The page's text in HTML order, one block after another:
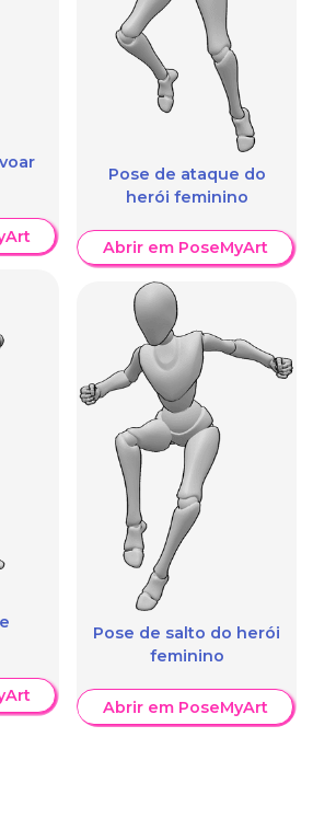
Pose de ataque do
herói feminino
Abrir em PoseMyArt
Pose de salto do herói
feminino
Abrir em PoseMyArt